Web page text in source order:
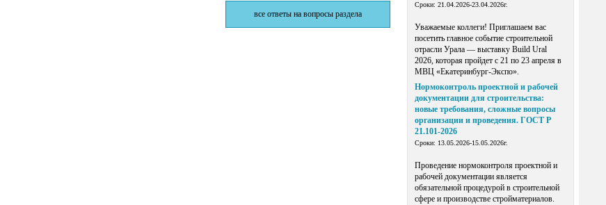
все ответы на вопросы раздела
Сроки: 21.04.2026-23.04.2026г.
Уважаемые коллеги! Приглашаем вас
посетить главное событие строительной
отрасли Урала — выставку Build Ural
2026, которая пройдет с 21 по 23 апреля в
МВЦ «Екатеринбург-Экспо».
Нормоконтроль проектной и рабочей
документации для строительства:
новые требования, сложные вопросы
организации и проведения. ГОСТ Р
21.101-2026
Сроки: 13.05.2026-15.05.2026г.
Проведение нормоконтроля проектной и
рабочей документации является
обязательной процедурой в строительной
сфере и производстве стройматериалов.